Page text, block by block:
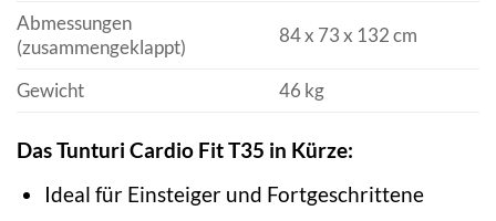
Abmessungen
(zusammengeklappt)
84 x 73 x 132 cm
Gewicht 46 kg
Das Tunturi Cardio Fit T35 in Kürze:
Ideal für Einsteiger und Fortgeschrittene